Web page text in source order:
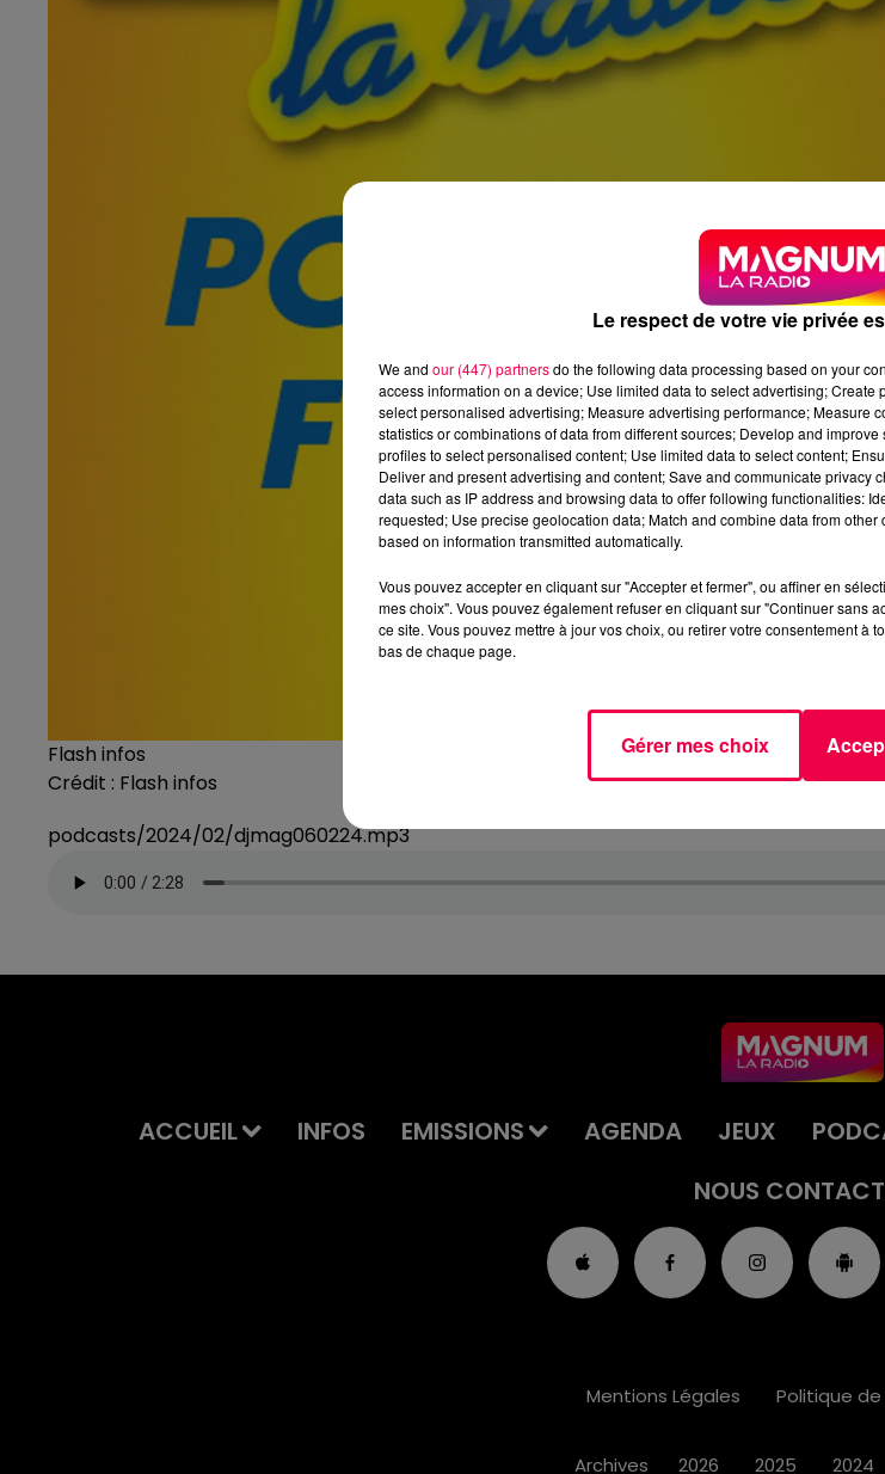
Flash infos
Crédit : Flash infos
podcasts/2024/02/djmag060224.mp3
ACCUEIL INFOS EMISSIONS AGENDA JEUX
NOUS
Mentions Légales Politique
Archives 2026 2025 2024
Le respect de votre vie privée
We and our (447) partnersdo the following data processing based on your
access information on a device; Use limited data to select advertising;
select personalised advertising; Measure advertising performance; Measure
statistics or combinations of data from different sources; Develop and
profiles to select personalised content; Use limited data to select content;
Deliver and present advertising and content; Save and communicate privacy
data such as IP address and browsing data to offer following functionalities:
requested; Use precise geolocation data; Match and combine data from
based on information transmitted automatically.
Vous pouvez accepter en cliquant sur "Accepter et fermer", ou affiner en
mes choix". Vous pouvez également refuser en cliquant sur "Continuer sans
ce site. Vous pouvez mettre à jour vos choix, ou retirer votre consentement à
bas de chaque page.
Gérer mes choix